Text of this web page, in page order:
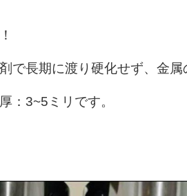
で長期に渡り硬化せず、金属
：3~5ミリです。